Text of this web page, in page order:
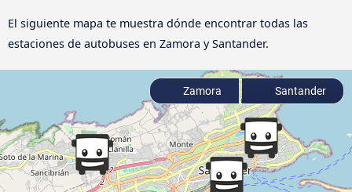
El siguiente mapa te muestra dónde encontrar todas las
estaciones de autobuses en Zamora y Santander.
Zamora Santander